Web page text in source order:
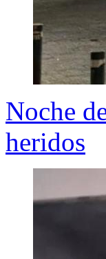
Noche
heridos